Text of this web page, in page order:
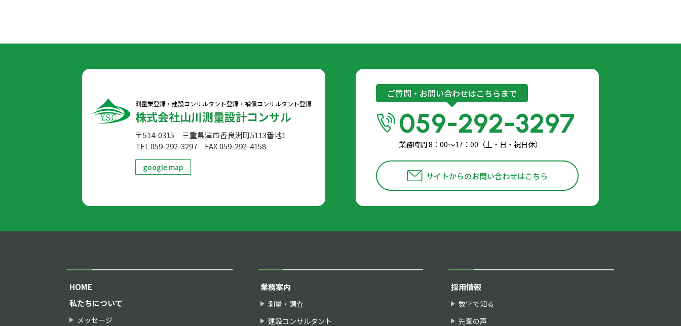
測量業登録・建設コンサルタント登録・ 補償コンサルタント登録
株式会社山川測量設計コンサル
〒514-0315 三重県津市香良洲町5113番地1
TEL 059-292-3297 FAX 059-292-4158
google map
ご質問・お問い合わせはこちらまで
059-292-3297
業務時間 8：00〜17：00（土・日・祝日休）
サイトからのお問い合わせはこちら
HOME
私たちについて
メッセージ
業務案内
測量・調査
建設コンサルタント
採用情報
数字で知る
先輩の声